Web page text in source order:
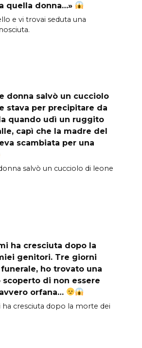
quella donna…»
e vi trovai seduta una
donna salvò un cucciolo
stava per precipitare da
quando udì un ruggito
capì che la madre del
scambiata per una
salvò un cucciolo di leone
ha cresciuta dopo la
genitori. Tre giorni
ho trovato una
scoperto di non essere
orfana…
ha cresciuta dopo la morte dei